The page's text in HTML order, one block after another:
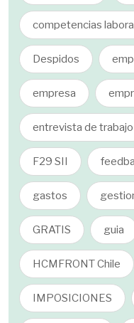
competencias
Despidos
empresa
entrevista de trabajo
F29 SII
gastos
GRATIS guia
HCMFRONT Chile
IMPOSICIONES